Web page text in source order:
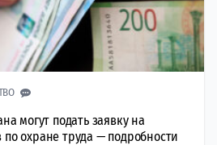
могут подать заявку на
охране труда — подробности